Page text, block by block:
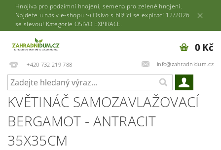
Hnojiva pro podzimní hnojení, semena pro zelené hnojení.
Najdete u nás v e-shopu :-) Osivo s blížící se expirací 12/2026
se slevou! Kategorie OSIVO EXPIRACE.
+420 732 219 788 info@zahradnidum.cz
0 Kč
KVĚTINÁČ SAMOZAVLAŽOVACÍ
BERGAMOT - ANTRACIT
35X35CM